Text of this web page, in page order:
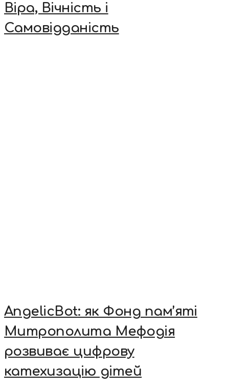
Віра, Вічність і
Самовідданість
AngelicBot: як Фонд пам’яті
Митрополита Мефодія
розвиває цифрову
катехизацію дітей